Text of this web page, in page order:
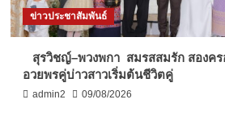
ข่าวประชาสัมพันธ์
สุรวิชญ์–พวงพกา สมรสสมรัก สองค
อวยพรคู่บ่าวสาวเริ่มต้นชีวิตคู่
admin2 09/08/2026